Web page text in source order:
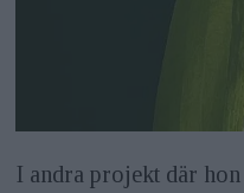
I andra projekt där